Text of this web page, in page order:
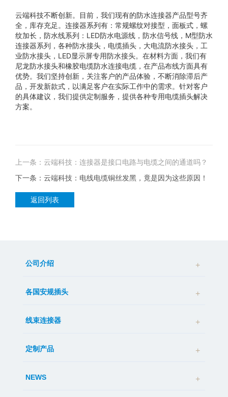
云端科技不断创新。目前，我们现有的防水连接器产品型号齐
全，库存充足。连接器系列有：常规螺纹对接型，面板式，螺
纹加长，防水线系列：LED防水电源线，防水信号线，M型防水
连接器系列，各种防水接头，电缆插头，大电流防水接头，工
业防水接头，LED显示屏专用防水接头。在材料方面，我们有
尼龙防水接头和橡胶电缆防水连接电缆，在产品布线方面具有
优势。我们坚持创新，关注客户的产品体验，不断消除滞后产
品，开发新款式，以满足客户在实际工作中的需求。针对客户
的具体建议，我们提供定制服务，提供各种专用电缆插头解决
方案。
上一条：云端科技：连接器是接口电路与电缆之间的通道吗？
下一条：云端科技：电线电缆铜丝发黑，竟是因为这些原因！
返回列表
公司介绍
各国安规插头
线束连接器
定制产品
NEWS